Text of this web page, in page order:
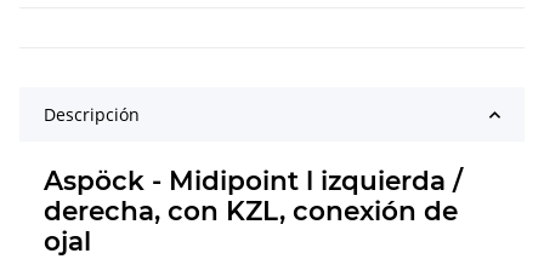
Descripción
Aspöck - Midipoint l izquierda /
derecha, con KZL, conexión de
ojal